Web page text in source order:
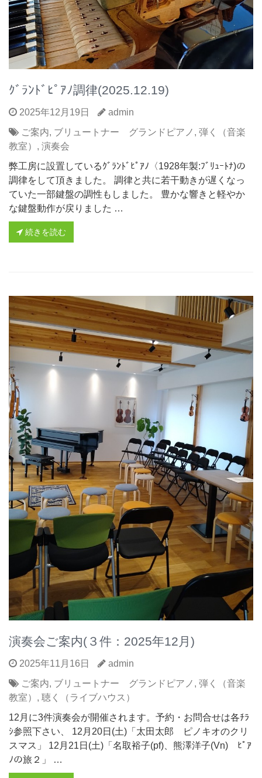
ｸﾞﾗﾝﾄﾞﾋﾟｱﾉ調律(2025.12.19)
2025年12月19日
admin
ご案内, ブリュートナー グランドピアノ , 弾く（音楽
教室） , 演奏会
弊工房に設置しているｸﾞﾗﾝﾄﾞﾋﾟｱﾉ〈1928年製:ﾌﾞﾘｭｰﾄﾅ)の
調律をして頂きました。 調律と共に若干動きが遅くなっ
ていた一部鍵盤の調性もしました。 豊かな響きと軽やか
な鍵盤動作が戻りました …
続きを読む
演奏会ご案内(３件：2025年12月)
2025年11月16日
admin
ご案内, ブリュートナー グランドピアノ , 弾く（音楽
教室） , 聴く（ライブハウス）
12月に3件演奏会が開催されます。予約・お問合せは各ﾁﾗ
ｼ参照下さい、 12月20日(土)「太田太郎 ピノキオのクリ
スマス」 12月21日(土)「名取裕子(pf)、熊澤洋子(Vn) ﾋﾟｱ
ﾉの旅２」 …